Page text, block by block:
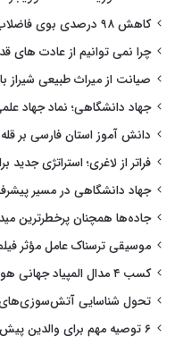
کاهش ۹۸ درصدی بوی فاضلاب با نانوفیلتر ایرانی
چرا نمی توانیم از عادت های
صیانت از میراث طبیعی
جهاد دانشگاهی؛ نماد جهاد
دانش آموز استان فارسی بر
فراتر از لاغری؛ استراتژی
جهاد دانشگاهی در مسیر
جاده‌ها همچنان پرخطرترین
موسیقی ترسناک عامل مؤثر
کسب ۴ مدال المپیاد جهانی هوش مصنوعی برای ایران
تحول شناسایی آتش‌سوزی‌های
۶ توصیه مهم برای والدین پیش از بازگشایی مدارس